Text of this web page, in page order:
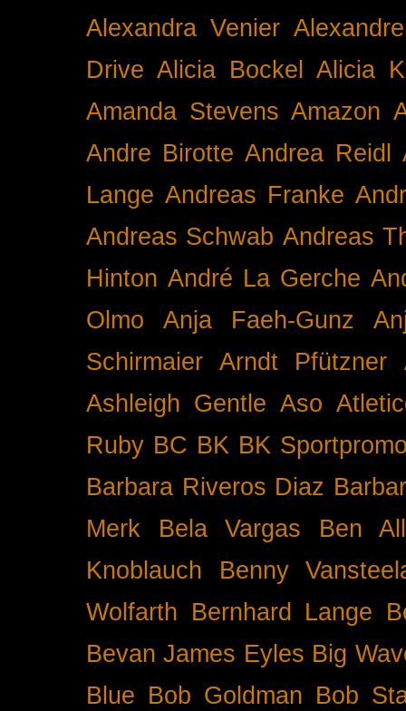
Alexandra Venier
Drive Alicia Bockel
Alicia
Amanda Stevens Amazon
Andre Birotte Andrea Reidl
Lange Andreas Franke
Andreas Schwab Andreas
Hinton André La Gerche
Olmo
Anja Faeh-Gunz
Schirmaier
Arndt Pfützner
Ashleigh Gentle Aso
Ruby BC BK BK
Barbara Riveros Diaz
Merk
Bela Vargas
Ben
Knoblauch
Benny
Wolfarth Bernhard Lange
Bevan James Eyles Big
Blue Bob Goldman Bob